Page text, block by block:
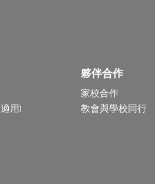
用)
夥伴合作
家校合作
教會與學校同行